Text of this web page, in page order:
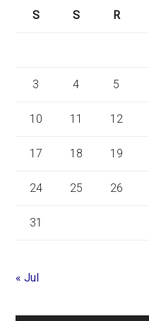
S
S R
3 4 5
10 11 12
17 18 19
24 25 26
31
« Jul